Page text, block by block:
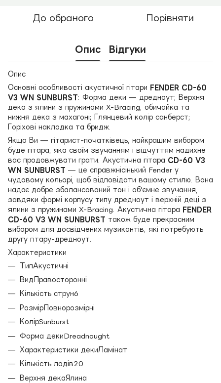
До обраного Порівняти
Опис Відгуки
Опис
Основні особливості акустичної гітари FENDER CD-60
V3 WN SUNBURST: Форма деки — дредноут; Верхня
дека з ялини з пружинами X-Bracing, обичайка та
нижня дека з махагоні; Глянцевий колір санберст;
Горіхові накладка та бридж.
Якщо Ви — гітарист-початківець, найкращим вибором
буде гітара, яка своїм звучанням і відчуттям надихне
вас продовжувати грати. Акустична гітара CD-60 V3
WN SUNBURST — це справжнісінький Fender у
чудовому кольорі, щоб відповідати вашому стилю. Вона
надає добре збалансований тон і об'ємне звучання,
завдяки формі корпусу типу дредноут і верхній деці з
ялини з пружинами X-Bracing. Акустична гітара FENDER
CD-60 V3 WN SUNBURST також буде прекрасним
вибором для досвідчених музикантів, які потребують
другу гітару-дредноут.
Характеристики
ТипАкустичні
ВидПравосторонні
Кількість струн6
РозмірПовнорозмірні
КолірSunburst
Форма декиDreadnought
Характеристики декиЛамінат
Кількість ладів20
Верхня декаЯлина